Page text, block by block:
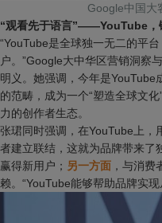
Google中国大
“观看先于语言”——YouTube，
“YouTube是全球独一无二的平
户。”Google大中华区营销洞察
明义。她强调，今年是
的范畴，成为一个“塑造全球文
力的创作者生态。
张珺同时强调，在YouTube上，
者建立联结，这就为品牌带来
赢得新用户； 另一方面 ，与消
赖。“YouTube能够帮助品牌实现